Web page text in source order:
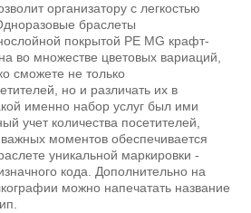
организатору с легкостью
браслеты
покрытой РЕ MG крафт-
во множестве цветовых вариаций,
сможете не только
но и различать их в
именно набор услуг был ими
учет количества посетителей,
моментов обеспечивается
уникальной маркировки -
кода. Дополнительно на
можно напечатать название